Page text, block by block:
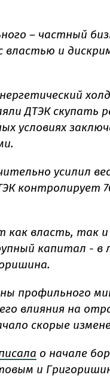
– частный
и
ДТЭК скупать
условиях
усилил
контролирует
как власть, так
капитал - в
профильного
влияния на
скорые
о начале
и